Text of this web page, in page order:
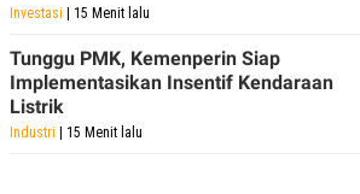
Investasi | 15 Menit lalu
Tunggu PMK, Kemenperin Siap
Implementasikan Insentif Kendaraan
Listrik
Industri | 15 Menit lalu